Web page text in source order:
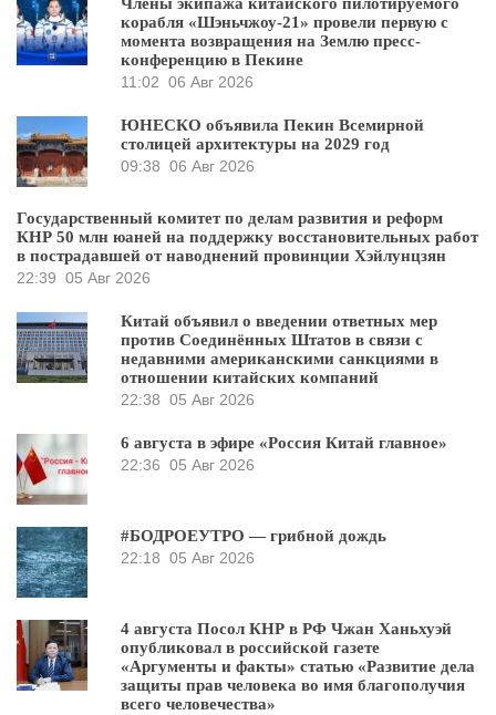
Члены экипажа китайского пилотируемого
корабля «Шэньчжоу-21» провели первую с
момента возвращения на Землю пресс-
конференцию в Пекине
11:02 06 Авг 2026
ЮНЕСКО объявила Пекин Всемирной
столицей архитектуры на 2029 год
09:38 06 Авг 2026
Государственный комитет по делам развития и реформ
КНР 50 млн юаней на поддержку восстановительных работ
в пострадавшей от наводнений провинции Хэйлунцзян
22:39 05 Авг 2026
Китай объявил о введении ответных мер
против Соединённых Штатов в связи с
недавними американскими санкциями в
отношении китайских компаний
22:38 05 Авг 2026
6 августа в эфире «Россия Китай главное»
22:36 05 Авг 2026
#БОДРОЕУТРО — грибной дождь
22:18 05 Авг 2026
4 августа Посол КНР в РФ Чжан Ханьхуэй
опубликовал в российской газете
«Аргументы и факты» статью «Развитие дела
защиты прав человека во имя благополучия
всего человечества»